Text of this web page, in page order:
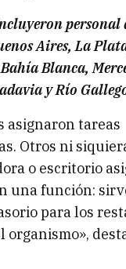
personal
Aires, La
Blanca,
y Río
asignaron tareas
Otros ni
o escritorio
una función:
para los
organismo»,